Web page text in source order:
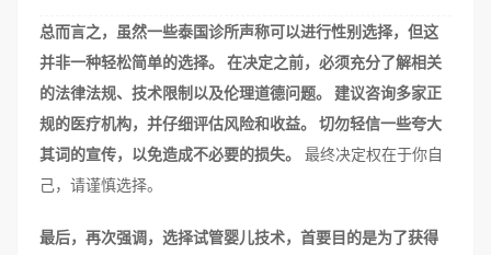
总而言之，虽然一些泰国诊所声称可以进行性别选择，但这
并非一种轻松简单的选择。 在决定之前，必须充分了解相关
的法律法规、技术限制以及伦理道德问题。 建议咨询多家正
规的医疗机构，并仔细评估风险和收益。 切勿轻信一些夸大
其词的宣传，以免造成不必要的损失。
最终决定权在于你自
己，请谨慎选择。
最后，再次强调，选择试管婴儿技术，首要目的是为了获得